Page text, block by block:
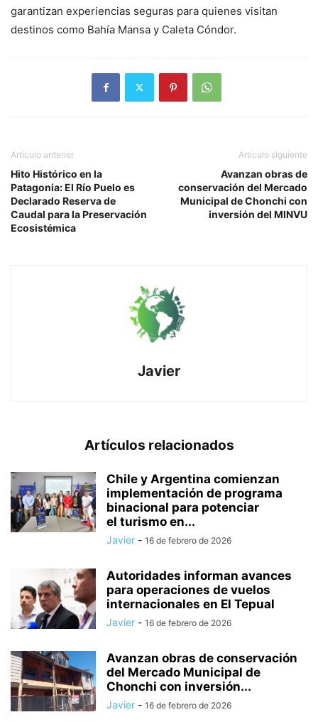
garantizan experiencias seguras para quienes visitan
destinos como Bahía Mansa y Caleta Cóndor.
Artículo anterior
Hito Histórico en la
Patagonia: El Río Puelo es
Declarado Reserva de
Caudal para la Preservación
Ecosistémica
Artículo siguiente
Avanzan obras de
conservación del Mercado
Municipal de Chonchi con
inversión del MINVU
Javier
Artículos relacionados
Chile y Argentina comienzan
implementación de programa
binacional para potenciar
el turismo en...
Javier - 16 de febrero de 2026
Autoridades informan avances
para operaciones de vuelos
internacionales en El Tepual
Javier - 16 de febrero de 2026
Avanzan obras de conservación
del Mercado Municipal de
Chonchi con inversión...
Javier - 16 de febrero de 2026